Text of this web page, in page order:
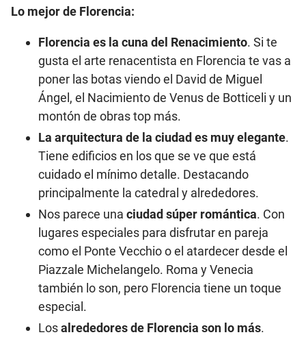
Lo mejor de Florencia:
Florencia es la cuna del Renacimiento. Si te
gusta el arte renacentista en Florencia te vas a
poner las botas viendo el David de Miguel
Ángel, el Nacimiento de Venus de Botticeli y un
montón de obras top más.
La arquitectura de la ciudad es muy elegante.
Tiene edificios en los que se ve que está
cuidado el mínimo detalle. Destacando
principalmente la catedral y alrededores.
Nos parece una ciudad súper romántica. Con
lugares especiales para disfrutar en pareja
como el Ponte Vecchio o el atardecer desde el
Piazzale Michelangelo. Roma y Venecia
también lo son, pero Florencia tiene un toque
especial.
Losalrededores de Florencia son lo más.